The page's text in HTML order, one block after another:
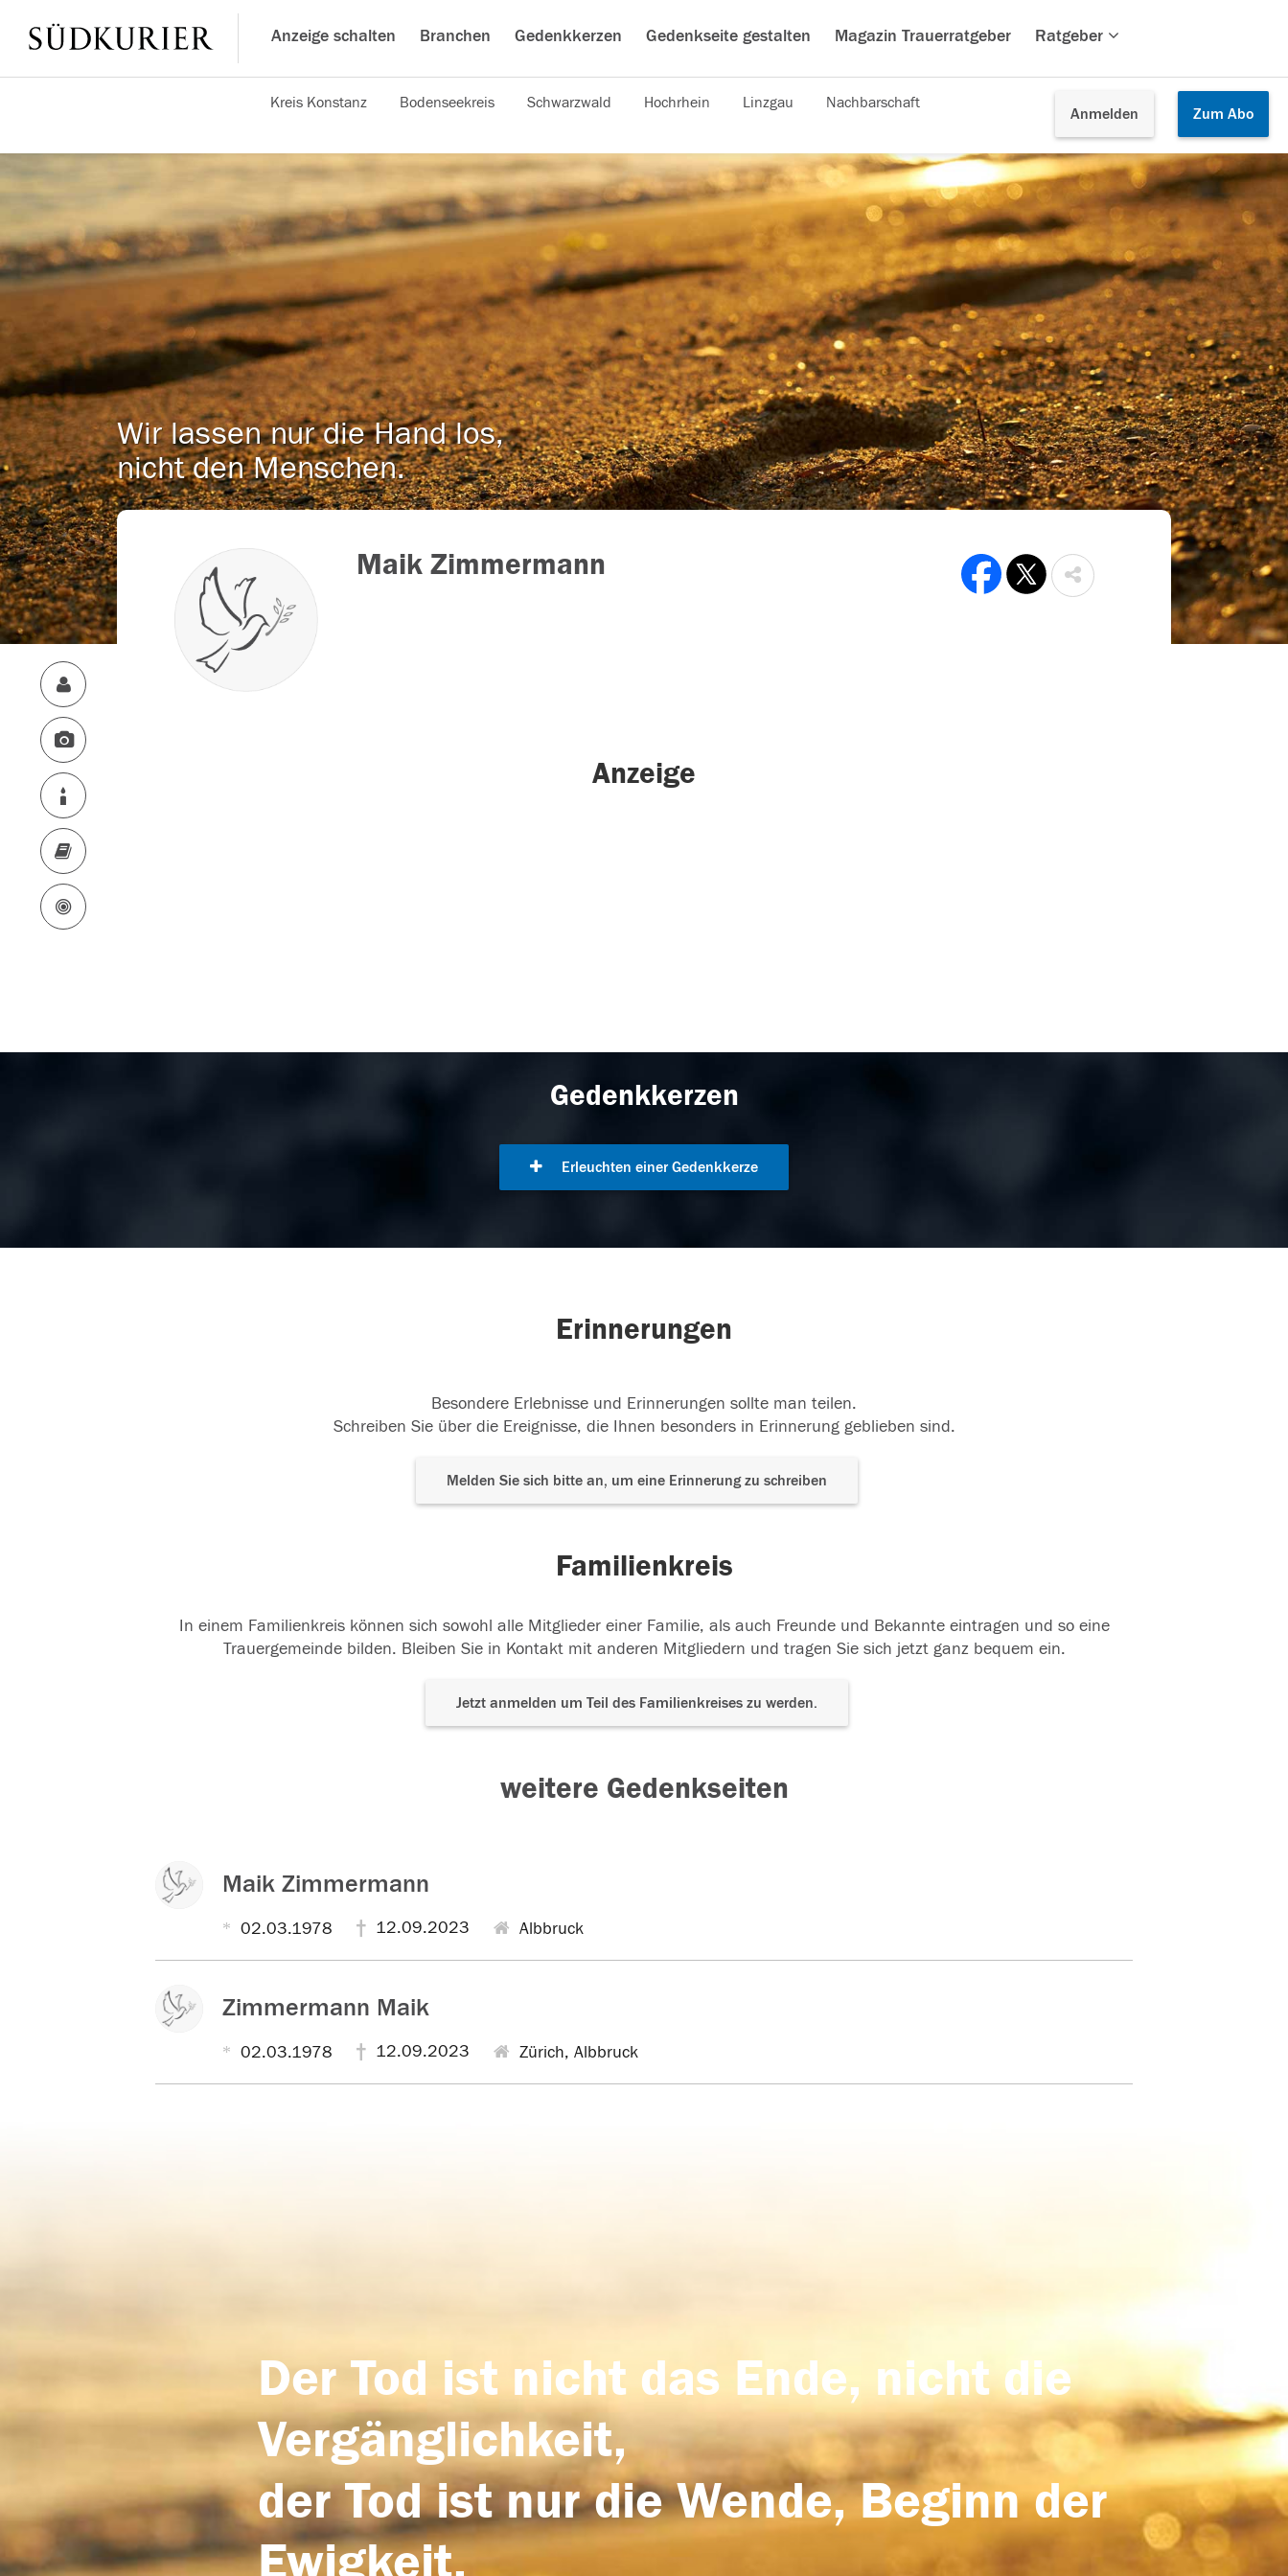
Anzeige schalten Branchen Gedenkkerzen Gedenkseite gestalten Magazin Trauerratgeber Ratgeber
Anmelden Zum Abo
Kreis Konstanz Bodenseekreis Schwarzwald Hochrhein Linzgau Nachbarschaft
Wir lassen nur die Hand los,
nicht den Menschen.
Maik Zimmermann
Anzeige
Gedenkkerzen
Erleuchten einer Gedenkkerze
Erinnerungen
Besondere Erlebnisse und Erinnerungen sollte man teilen.
Schreiben Sie über die Ereignisse, die Ihnen besonders in Erinnerung geblieben sind.
Melden Sie sich bitte an, um eine Erinnerung zu schreiben
Familienkreis
In einem Familienkreis können sich sowohl alle Mitglieder einer Familie, als auch Freunde und Bekannte eintragen und so eine
Trauergemeinde bilden. Bleiben Sie in Kontakt mit anderen Mitgliedern und tragen Sie sich jetzt ganz bequem ein.
Jetzt anmelden um Teil des Familienkreises zu werden.
weitere Gedenkseiten
Maik Zimmermann
02.03.1978 12.09.2023 Albbruck
Zimmermann Maik
02.03.1978 12.09.2023 Zürich, Albbruck
Der Tod ist nicht das Ende, nicht die
Vergänglichkeit,
der Tod ist nur die Wende, Beginn der
Ewigkeit.